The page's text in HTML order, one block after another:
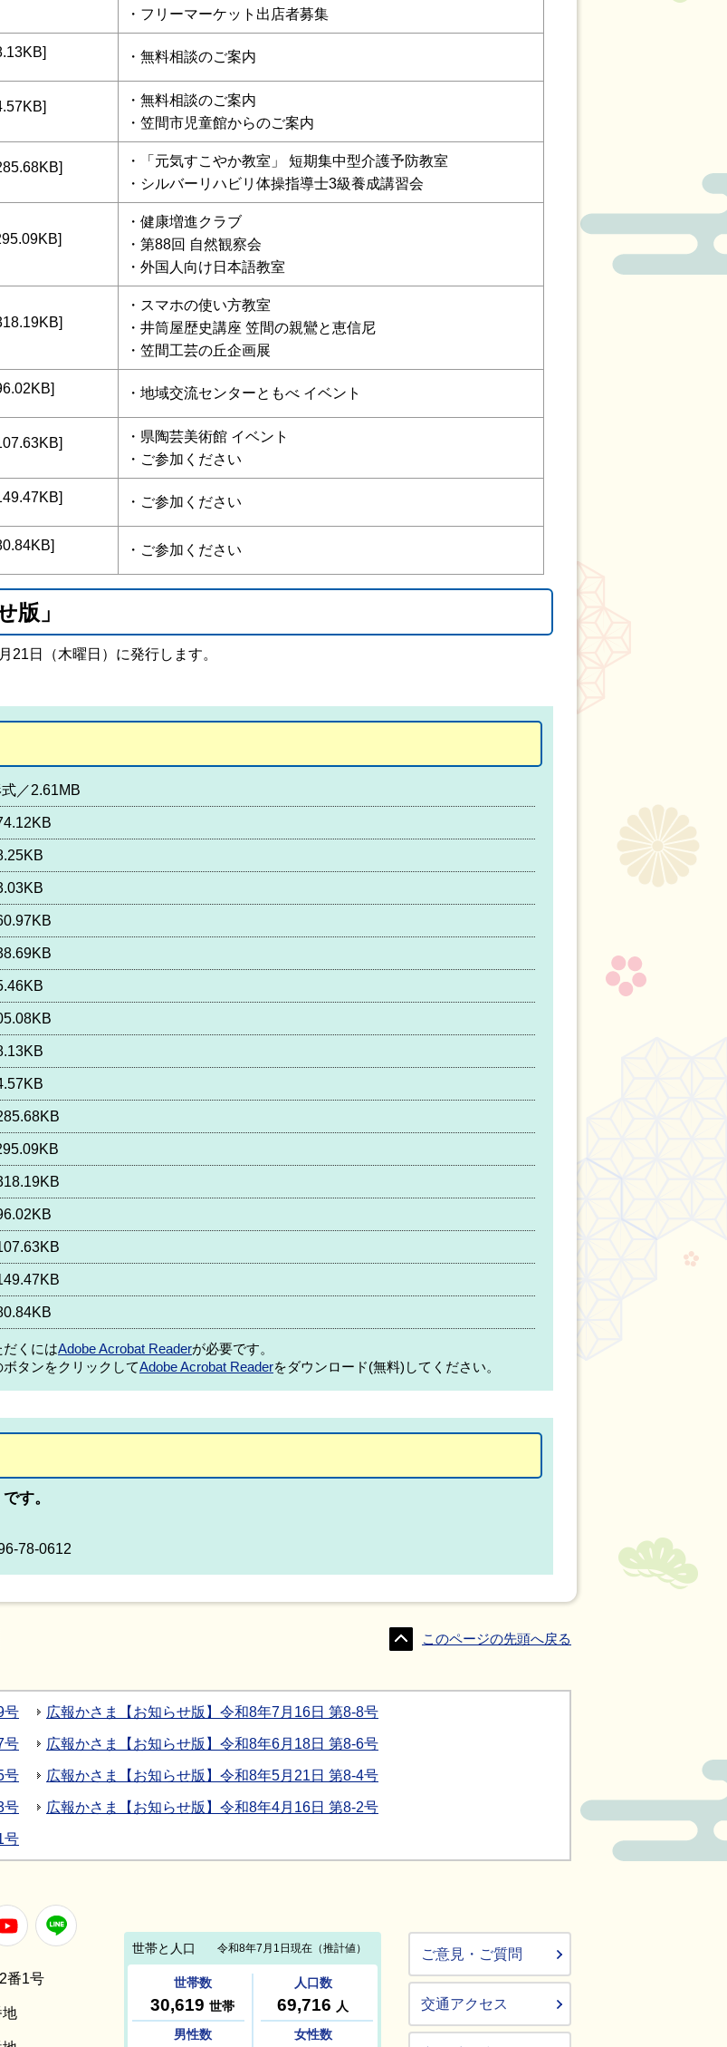
・フリーマーケット出店者募集
・ 無料相談のご案内
・ 無料相談のご案内
・笠間市児童館からのご案内
・
「元気すこやか教室」 短期集中型介護予防教室
・シルバーリハビリ体操指導士3級養成講習会
・ 健康増進クラブ
・第88回 自然観察会
・外国人向け日本語教室
・ スマホの使い方教室
・井筒屋歴史講座 笠間の親鸞と恵信尼
・笠間工芸の丘企画展
・ 地域交流センターともべ イベント
・ 県陶芸美術館 イベント
・ご参加ください
・ ご参加ください
・ ご参加ください
版」
21日（木曜日）に発行します。
／2.61MB
だくにはAdobe Acrobat Readerが必要です。
タンをクリックしてAdobe Acrobat Readerをダウンロード(無料)してください。
です。
78-0612
このページの先頭へ戻る
号 広報かさま【お知らせ版】令和8年7月16日 第8-8号
号 広報かさま【お知らせ版】令和8年6月18日 第8-6号
号 広報かさま【お知らせ版】令和8年5月21日 第8-4号
号 広報かさま【お知らせ版】令和8年4月16日 第8-2号
号
Youtube
番1号
地
ご意見・ご質問
交通アクセス